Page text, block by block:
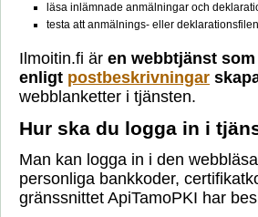
läsa inlämnade anmälningar och
testa att anmälnings- eller
Ilmoitin.fi är en webbtjänst
enligt postbeskrivningar
webblanketter i tjänsten.
Hur ska du logga in i
Man kan logga in i den
personliga bankkoder,
gränssnittet ApiTamoPKI har